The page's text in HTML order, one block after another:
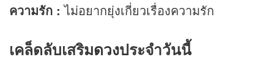
ความรัก : ไม่อยากยุ่งเกี่ยวเรื่องความรัก
เคล็ดลับเสริมดวงประจำวันนี้